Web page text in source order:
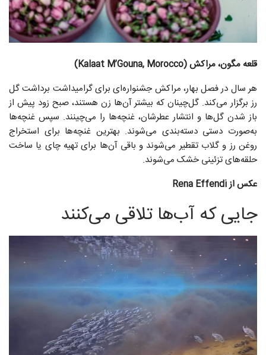
قلعه مگون، مراکش (Kalaat M’Gouna, Morocco)
هر سال در فصل بهار، مراکش جشنواره‌ای برای گرامیداشت برداشت گل
رز برگزار می‌کند. گل‌چینان که بیشتر آن‌ها زن هستند، صبح زود پیش از
باز شدن گل‌ها و انتشار عطرشان، غنچه‌ها را می‌چینند. سپس غنچه‌ها
به‌صورت دستی دسته‌بندی می‌شوند. بهترین غنچه‌ها برای استخراج
روغن رز و گلاب تقطیر می‌شوند و باقی آن‌ها برای تهیه چای یا ساخت
حلقه‌های تزئینی خشک می‌شوند.
عکس از Rena Effendi
جایی که آب‌ها تلاقی می‌کنند